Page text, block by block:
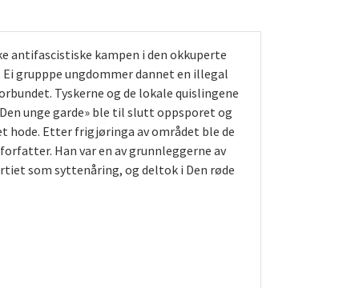
antifascistiske kampen i den okkuperte
grupppe ungdommer dannet en illegal
Tyskerne og de lokale quislingene
unge garde» ble til slutt oppsporet og
Etter frigjøringa av området ble de
Han var en av grunnleggerne av
som syttenåring, og deltok i Den røde